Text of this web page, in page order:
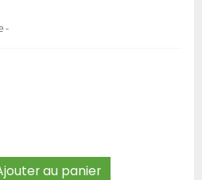
-
au panier